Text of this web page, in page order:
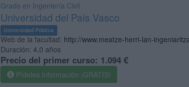
Grado en Ingeniería Civil
Universidad del País Vasco
Universidad Pública
Web de la facultad: http://www.meatze-herri-lan-
Duración: 4,0 años
Precio del primer curso: 1.094 €
Pídeles información ¡GRATIS!